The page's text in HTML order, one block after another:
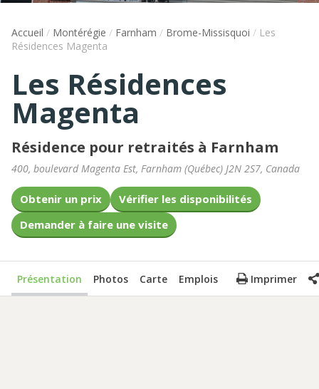
Accueil / Montérégie / Farnham / Brome-Missisquoi / Les
Résidences Magenta
Les Résidences
Magenta
Résidence pour retraités à Farnham
400, boulevard Magenta Est, Farnham (Québec) J2N 2S7, Canada
Obtenir un prix
Vérifier les disponibilités
Demander à faire une visite
Présentation Photos Carte Emplois Imprimer